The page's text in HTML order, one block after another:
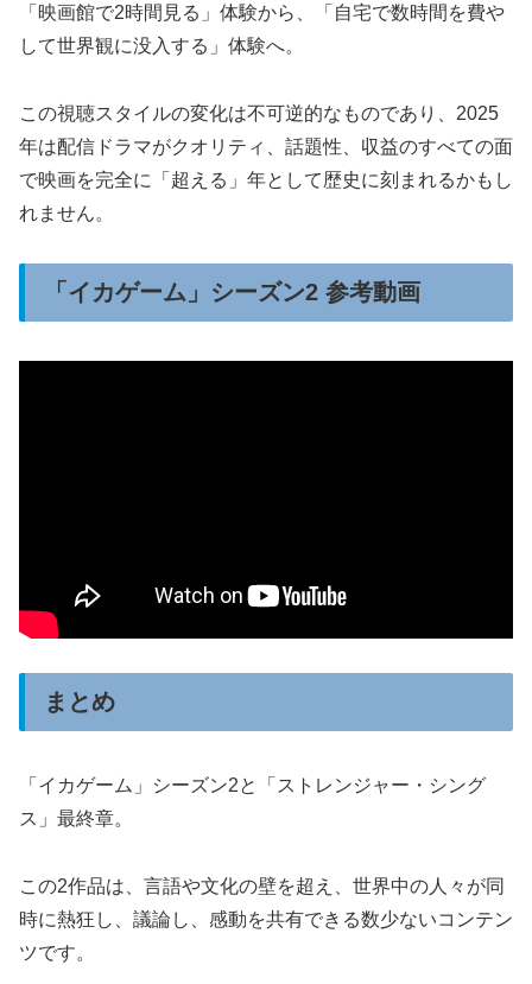
「映画館で2時間見る」体験から、「自宅で数時間を費や
して世界観に没入する」体験へ。
この視聴スタイルの変化は不可逆的なものであり、2025
年は配信ドラマがクオリティ、話題性、収益のすべての面
で映画を完全に「超える」年として歴史に刻まれるかもし
れません。
「イカゲーム」シーズン2 参考動画
まとめ
「イカゲーム」シーズン2と「ストレンジャー・シング
ス」最終章。
この2作品は、言語や文化の壁を超え、世界中の人々が同
時に熱狂し、議論し、感動を共有できる数少ないコンテン
ツです。